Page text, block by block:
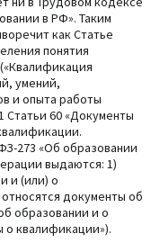
в РФ». Таким
как Статье
понятия
умений,
и опыта работы
Статьи 60 «Документы
273 «Об образовании
выдаются: 1)
и (или) о
документы об
образовании и о
квалификации»).